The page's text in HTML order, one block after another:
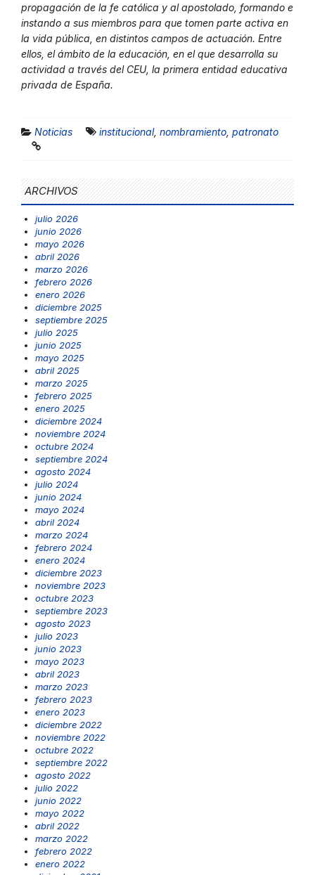
propagación de la fe católica y al apostolado, formando e
instando a sus miembros para que tomen parte activa en
la vida pública, en distintos campos de actuación. Entre
ellos, el ámbito de la educación, en el que desarrolla su
actividad a través del CEU, la primera entidad educativa
privada de España.
Noticias institucional, nombramiento patronato
ARCHIVOS
julio 2026
junio 2026
mayo 2026
abril 2026
marzo 2026
febrero 2026
enero 2026
diciembre 2025
septiembre 2025
julio 2025
junio 2025
mayo 2025
abril 2025
marzo 2025
febrero 2025
enero 2025
diciembre 2024
noviembre 2024
octubre 2024
septiembre 2024
agosto 2024
julio 2024
junio 2024
mayo 2024
abril 2024
marzo 2024
febrero 2024
enero 2024
diciembre 2023
noviembre 2023
octubre 2023
septiembre 2023
agosto 2023
julio 2023
junio 2023
mayo 2023
abril 2023
marzo 2023
febrero 2023
enero 2023
diciembre 2022
noviembre 2022
octubre 2022
septiembre 2022
agosto 2022
julio 2022
junio 2022
mayo 2022
abril 2022
marzo 2022
febrero 2022
enero 2022